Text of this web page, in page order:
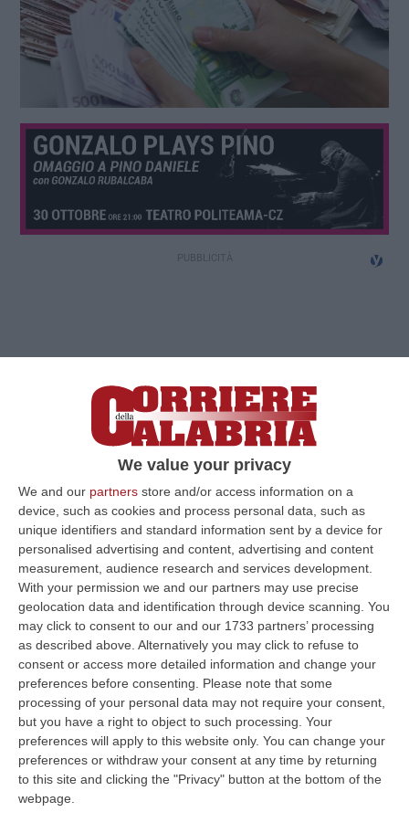
We value your privacy
We and our partners store and/or access information on a
device, such as cookies and process personal data, such as
unique identifiers and standard information sent by a device for
personalised advertising and content, advertising and content
measurement, audience research and services development.
With your permission we and our partners may use precise
geolocation data and identification through device scanning. You
may click to consent to our and our 1733 partners’ processing
as described above. Alternatively you may click to refuse to
consent or access more detailed information and change your
preferences before consenting.
Please note that some
processing of your personal data may not require your consent,
but you have a right to object to such processing. Your
preferences will apply to this website only. You can change your
preferences or withdraw your consent at any time by returning
to this site and clicking the "Privacy" button at the bottom of the
webpage.
Clicca e segui “Corriere della Calabria” su Google News
ROMAIn Italia sono sottratti indebitamente
al fisco 11,2 euro ogni 100 incassati. Lo rileva
l’Ufficio studi della Cgia stimando che
l’evasione fiscale sia all’11,2 per cento.